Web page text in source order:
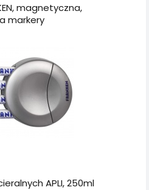
magnetyczna,
markery
APLI, 250ml